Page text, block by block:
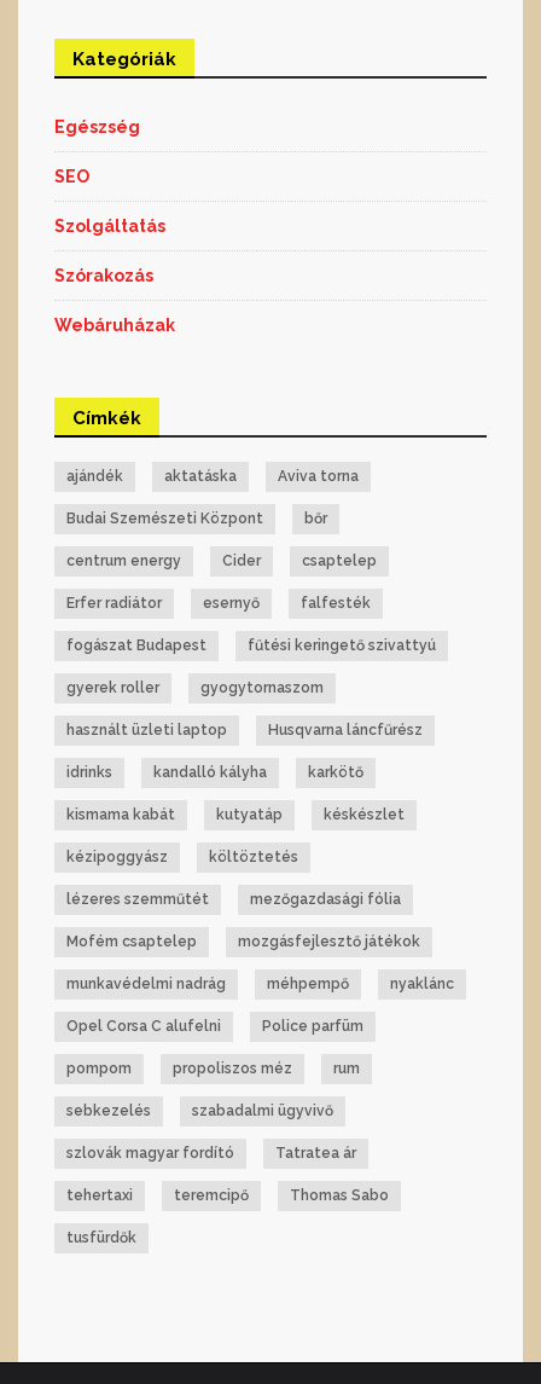
Kategóriák
Egészség
SEO
Szolgáltatás
Szórakozás
Webáruházak
Címkék
ajándék aktatáska Aviva torna
Budai Szemészeti Központ bőr
centrum energy Cider csaptelep
Erfer radiátor esernyő falfesték
fogászat Budapest fűtési keringető szivattyú
gyerek roller gyogytornaszom
használt üzleti laptop Husqvarna láncfűrész
idrinks kandalló kályha karkötő
kismama kabát kutyatáp késkészlet
kézipoggyász költöztetés
lézeres szemműtét mezőgazdasági fólia
Mofém csaptelep mozgásfejlesztő játékok
munkavédelmi nadrág méhpempő nyaklánc
Opel Corsa C alufelni Police parfüm
pompom propoliszos méz rum
sebkezelés szabadalmi ügyvivő
szlovák magyar fordító Tatratea ár
tehertaxi teremcipő Thomas Sabo
tusfürdők